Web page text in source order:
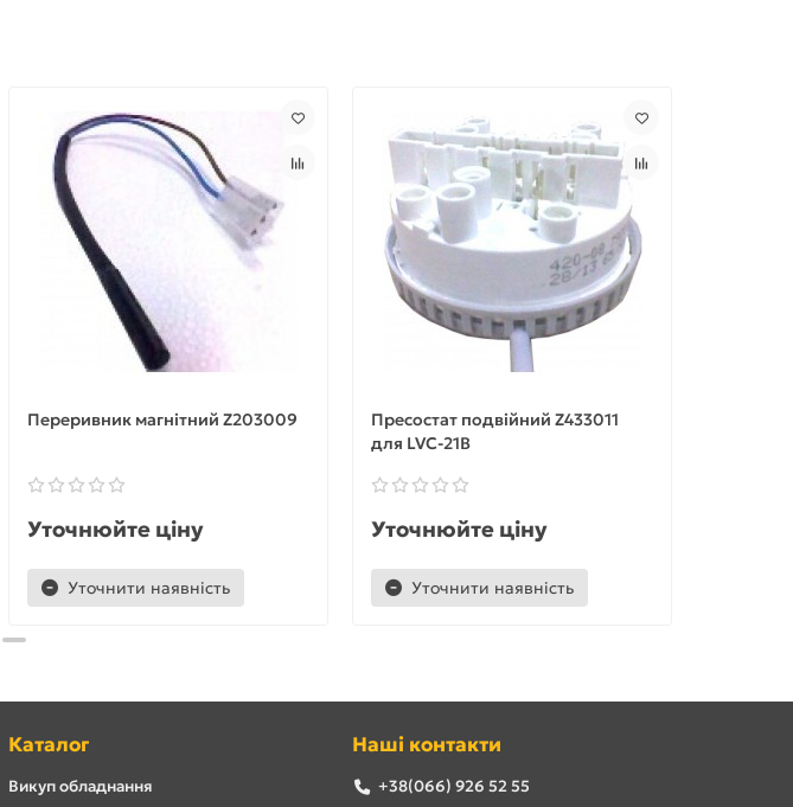
Переривник магнітний Z203009
Уточнюйте ціну
Уточнити наявність
Пресостат подвійний Z433011
для LVC-21B
Уточнюйте ціну
Уточнити наявність
Каталог
Викуп обладнання
Наші контакти
+38(066) 926 52 55